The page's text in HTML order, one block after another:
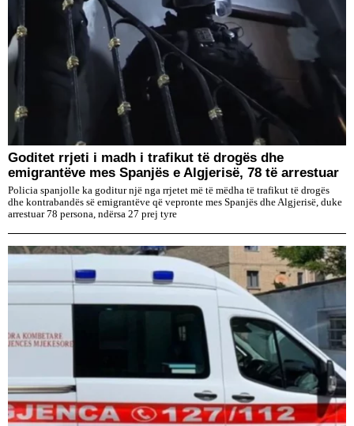
Goditet rrjeti i madh i trafikut të drogës dhe
emigrantëve mes Spanjës e Algjerisë, 78 të arrestuar
Policia spanjolle ka goditur një nga rrjetet më të mëdha të trafikut të drogës
dhe kontrabandës së emigrantëve që vepronte mes Spanjës dhe Algjerisë, duke
arrestuar 78 persona, ndërsa 27 prej tyre